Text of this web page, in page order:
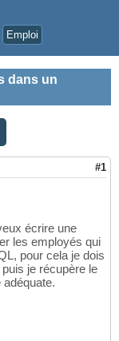
Emploi
dans un
#1
écrire une
les employés qui
pour cela je dois
je récupère le
adéquate.